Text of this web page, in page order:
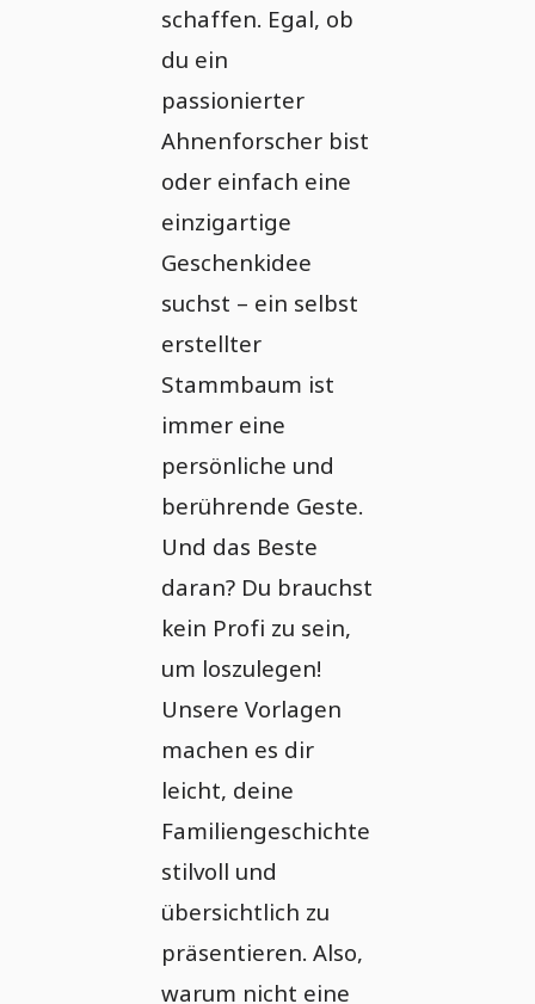
schaffen. Egal, ob
du ein
passionierter
Ahnenforscher bist
oder einfach eine
einzigartige
Geschenkidee
suchst – ein selbst
erstellter
Stammbaum ist
immer eine
persönliche und
berührende Geste.
Und das Beste
daran? Du brauchst
kein Profi zu sein,
um loszulegen!
Unsere Vorlagen
machen es dir
leicht, deine
Familiengeschichte
stilvoll und
übersichtlich zu
präsentieren. Also,
warum nicht eine